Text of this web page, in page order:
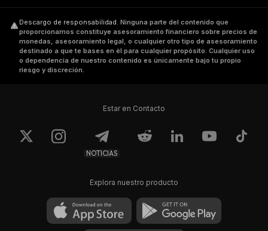
Descargo de responsabilidad. Ninguna parte del contenido que
proporcionamos constituye asesoramiento financiero sobre precios de
monedas, asesoramiento legal, o cualquier otro tipo de asesoramiento
destinado a que te bases en él para cualquier propósito. Cualquier uso
o dependencia de nuestro contenido es únicamente bajo tu propio
riesgo y discreción.
Estar en Contacto
NOTICIAS
Explora nuestro producto